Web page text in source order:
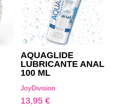
AQUAGLIDE
LUBRICANTE ANAL
100 ML
JoyDivision
13,95€